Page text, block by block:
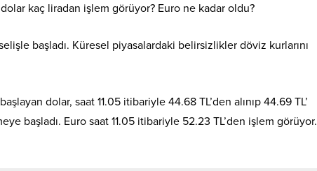
kaç liradan işlem görüyor? Euro ne kadar oldu?
başladı. Küresel piyasalardaki belirsizlikler döviz kurlarını
dolar, saat 11.05 itibariyle 44.68 TL’den alınıp 44.69 TL’
başladı. Euro saat 11.05 itibariyle 52.23 TL’den işlem görüyor.